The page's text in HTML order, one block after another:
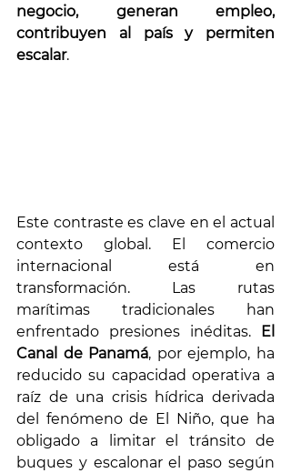
negocio, generan empleo,
contribuyen al país y permiten
escalar.
Este contraste es clave en el actual
contexto global. El comercio
internacional está en
transformación. Las rutas
marítimas tradicionales han
enfrentado presiones inéditas.
El
Canal de Panamá, por ejemplo, ha
reducido su capacidad operativa a
raíz de una crisis hídrica derivada
del fenómeno de El Niño, que ha
obligado a limitar el tránsito de
buques y escalonar el paso según